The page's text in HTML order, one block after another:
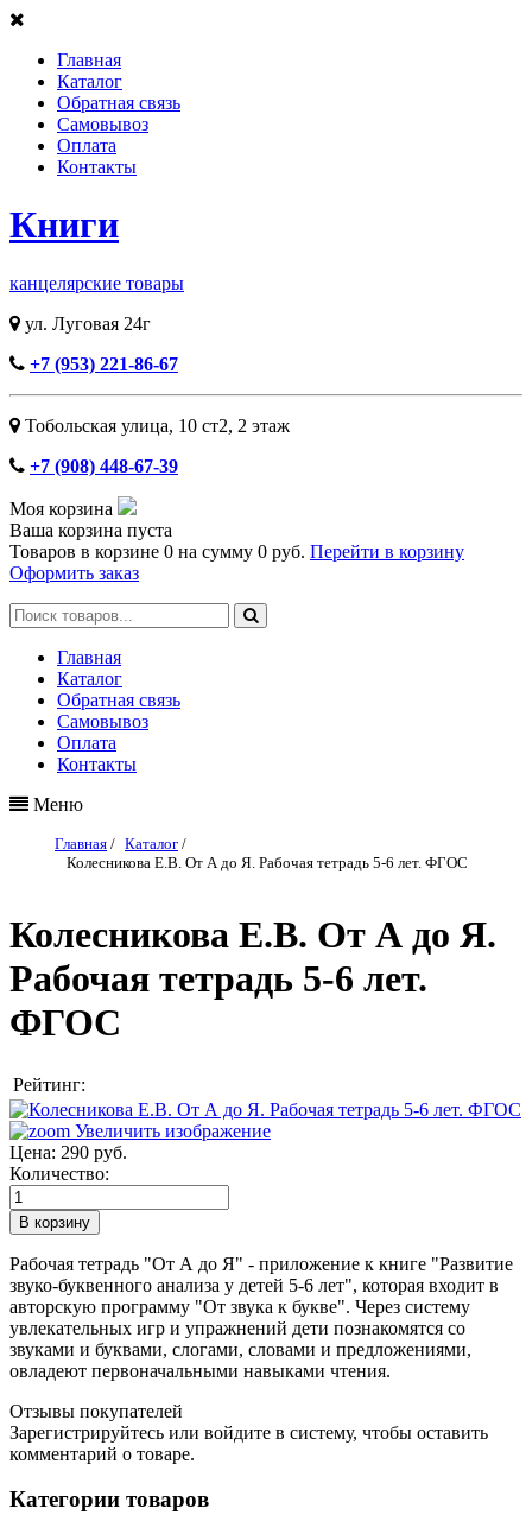
Главная
Каталог
Обратная связь
Самовывоз
Оплата
Контакты
Книги
канцелярские товары
ул. Луговая 24г
+7 (953) 221-86-67
Тобольская улица, 10 ст2, ​2 этаж
+7 (908) 448-67-39
Моя корзина
Ваша корзина пуста
Товаров в корзине 0 на сумму 0 руб. Перейти в корзину
Оформить заказ
Главная
Каталог
Обратная связь
Самовывоз
Оплата
Контакты
Меню
Главная / Каталог /
Колесникова Е.В. От А до Я. Рабочая тетрадь 5-6 лет. ФГОС
Колесникова Е.В. От А до Я.
Рабочая тетрадь 5-6 лет.
ФГОС
Рейтинг:
Увеличить изображение
Цена: 290 руб.
Количество:
Рабочая тетрадь "От А до Я" - приложение к книге "Развитие
звуко-буквенного анализа у детей 5-6 лет", которая входит в
авторскую программу "От звука к букве". Через систему
увлекательных игр и упражнений дети познакомятся со
звуками и буквами, слогами, словами и предложениями,
овладеют первоначальными навыками чтения.
Отзывы покупателей
Зарегистрируйтесь или войдите в систему, чтобы оставить
комментарий о товаре.
Категории товаров